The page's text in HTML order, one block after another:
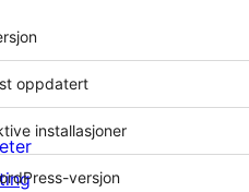
oppdatert
installasjoner
versjon